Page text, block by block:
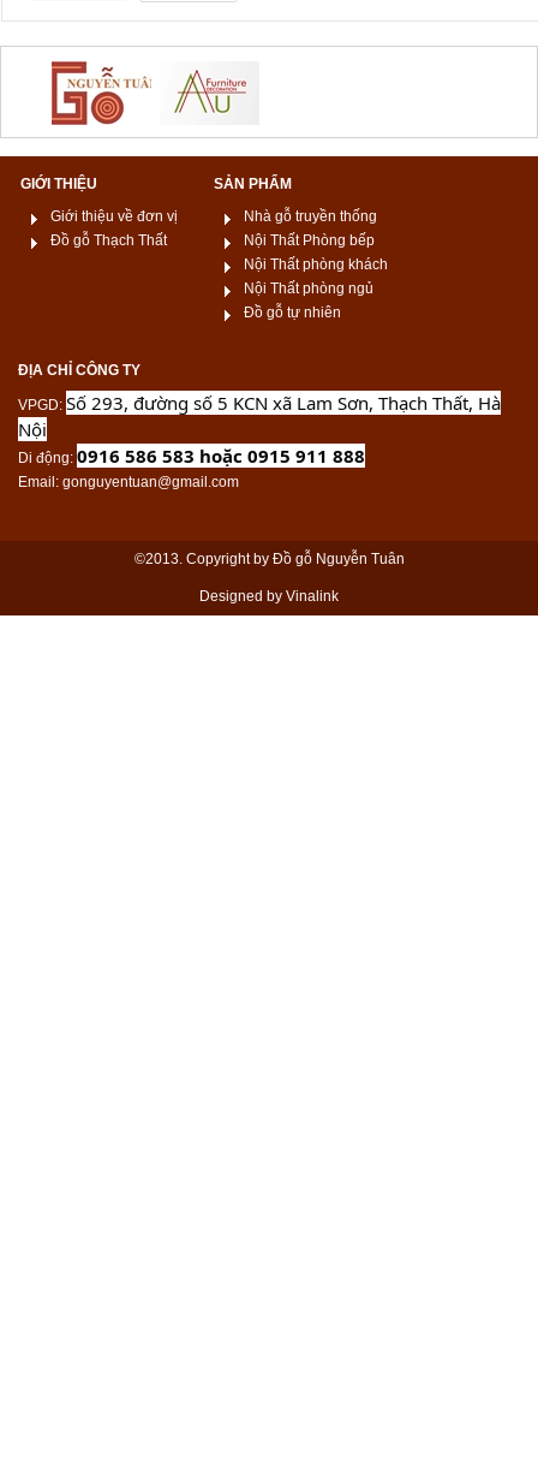
GIỚI THIỆU
Giới thiệu về đơn vị
Đồ gỗ Thạch Thất
SẢN PHẨM
Nhà gỗ truyền thống
Nội Thất Phòng bếp
Nội Thất phòng khách
Nội Thất phòng ngủ
Đồ gỗ tự nhiên
ĐỊA CHỈ CÔNG TY
VPGD: Số 293, đường số 5 KCN xã Lam Sơn, Thạch Thất, Hà
Nội
Di động: 0916 586 583 hoặc 0915 911 888
Email : gonguyentuan@gmail.com
©2013. Copyright by Đồ gỗ Nguyễn Tuân
Designed by Vinalink